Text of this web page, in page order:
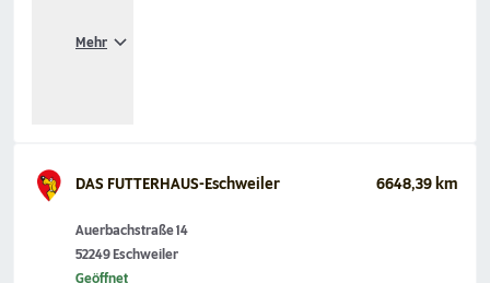
Mehr
DAS FUTTERHAUS-Eschweiler 6648,39 km
Auerbachstraße 14
52249 Eschweiler
Geöffnet